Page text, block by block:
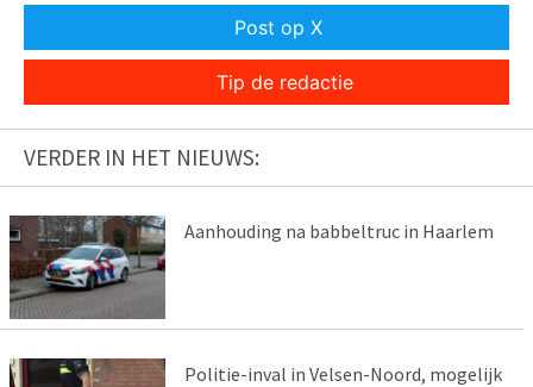
Post op X
Tip de redactie
VERDER IN HET NIEUWS:
Aanhouding na babbeltruc in Haarlem
Politie-inval in Velsen-Noord, mogelijk